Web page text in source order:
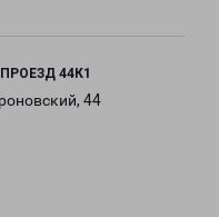
44К1
44